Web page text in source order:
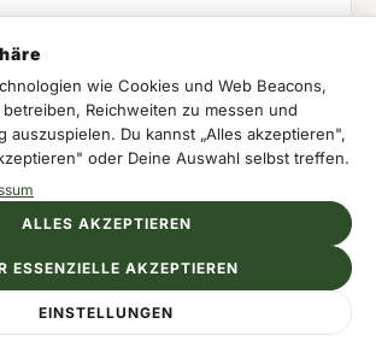
Fotos. Für Sylt würde ich im
weil die Strände dann
Du nicht jeden
vorbuchen musst. Gigha und
genau richtig, wenn Du
abhaken willst, sondern einfach
möchtest.
in Ixtapa
wie Cookies und Web Beacons,
Reichweiten zu messen und
auszuspielen. Du kannst „Alles akzeptieren",
oder Deine Auswahl selbst treffen.
EINSTELLUNGEN
ESSENZIELLE AKZEPTIEREN
ALLES AKZEPTIEREN